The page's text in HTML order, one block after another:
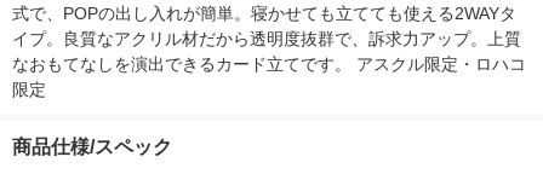
式で、POPの出し入れが簡単。寝かせても立てても使える2WAYタ
イプ。良質なアクリル材だから透明度抜群で、訴求力アップ。上質
なおもてなしを演出できるカード立てです。 アスクル限定・ロハコ
限定
商品仕様/スペック